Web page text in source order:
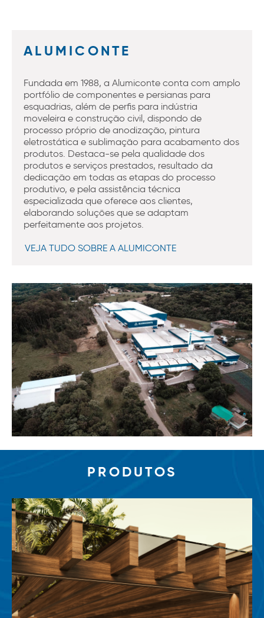
ALUMICONTE
Fundada em 1988, a Alumiconte conta com amplo
portfólio de componentes e persianas para
esquadrias, além de perfis para indústria
moveleira e construção civil, dispondo de
processo próprio de anodização, pintura
eletrostática e sublimação para acabamento dos
produtos. Destaca-se pela qualidade dos
produtos e serviços prestados, resultado da
dedicação em todas as etapas do processo
produtivo, e pela assistência técnica
especializada que oferece aos clientes,
elaborando soluções que se adaptam
perfeitamente aos projetos.
VEJA TUDO SOBRE A ALUMICONTE
PRODUTOS